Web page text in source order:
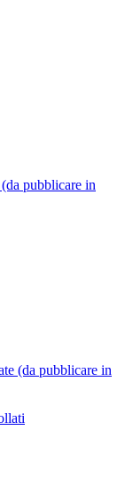
pubblicare in
(da pubblicare in